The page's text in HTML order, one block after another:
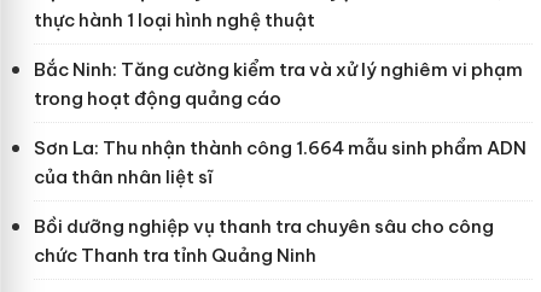
thực hành 1 loại hình nghệ thuật
Bắc Ninh: Tăng cường kiểm tra và xử lý nghiêm vi phạm
trong hoạt động quảng cáo
Sơn La: Thu nhận thành công 1.664 mẫu sinh phẩm ADN
của thân nhân liệt sĩ
Bồi dưỡng nghiệp vụ thanh tra chuyên sâu cho công
chức Thanh tra tỉnh Quảng Ninh